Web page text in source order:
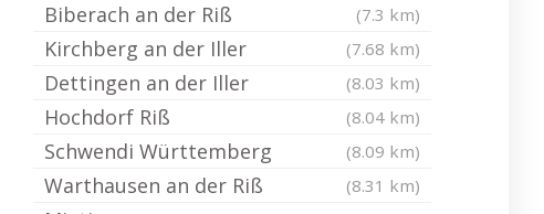
Biberach an der Riß (7.3 km)
Kirchberg an der Iller (7.68 km)
Dettingen an der Iller (8.03 km)
Hochdorf Riß (8.04 km)
Schwendi Württemberg (8.09 km)
Warthausen an der Riß (8.31 km)